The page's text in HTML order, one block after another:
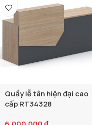
Quầy lễ tân hiện đại cao
cấp RT34328